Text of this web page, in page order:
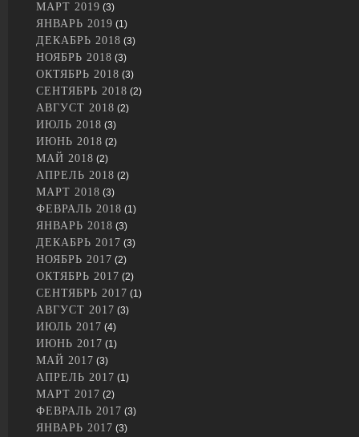
МАРТ 2019 (3)
ЯНВАРЬ 2019 (1)
ДЕКАБРЬ 2018 (3)
НОЯБРЬ 2018 (3)
ОКТЯБРЬ 2018 (3)
СЕНТЯБРЬ 2018 (2)
АВГУСТ 2018 (2)
ИЮЛЬ 2018 (3)
ИЮНЬ 2018 (2)
МАЙ 2018 (2)
АПРЕЛЬ 2018 (2)
МАРТ 2018 (3)
ФЕВРАЛЬ 2018 (1)
ЯНВАРЬ 2018 (3)
ДЕКАБРЬ 2017 (3)
НОЯБРЬ 2017 (2)
ОКТЯБРЬ 2017 (2)
СЕНТЯБРЬ 2017 (1)
АВГУСТ 2017 (3)
ИЮЛЬ 2017 (4)
ИЮНЬ 2017 (1)
МАЙ 2017 (3)
АПРЕЛЬ 2017 (1)
МАРТ 2017 (2)
ФЕВРАЛЬ 2017 (3)
ЯНВАРЬ 2017 (3)